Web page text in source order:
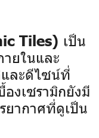
Tiles) เป็น
ยในและ
ละดีไซน์ที่
งเซรามิกยังมี
ยากาศที่ดูเป็น